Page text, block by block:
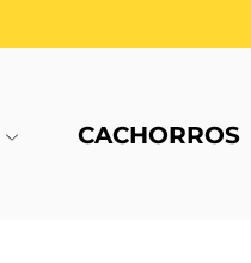
CACHORROS